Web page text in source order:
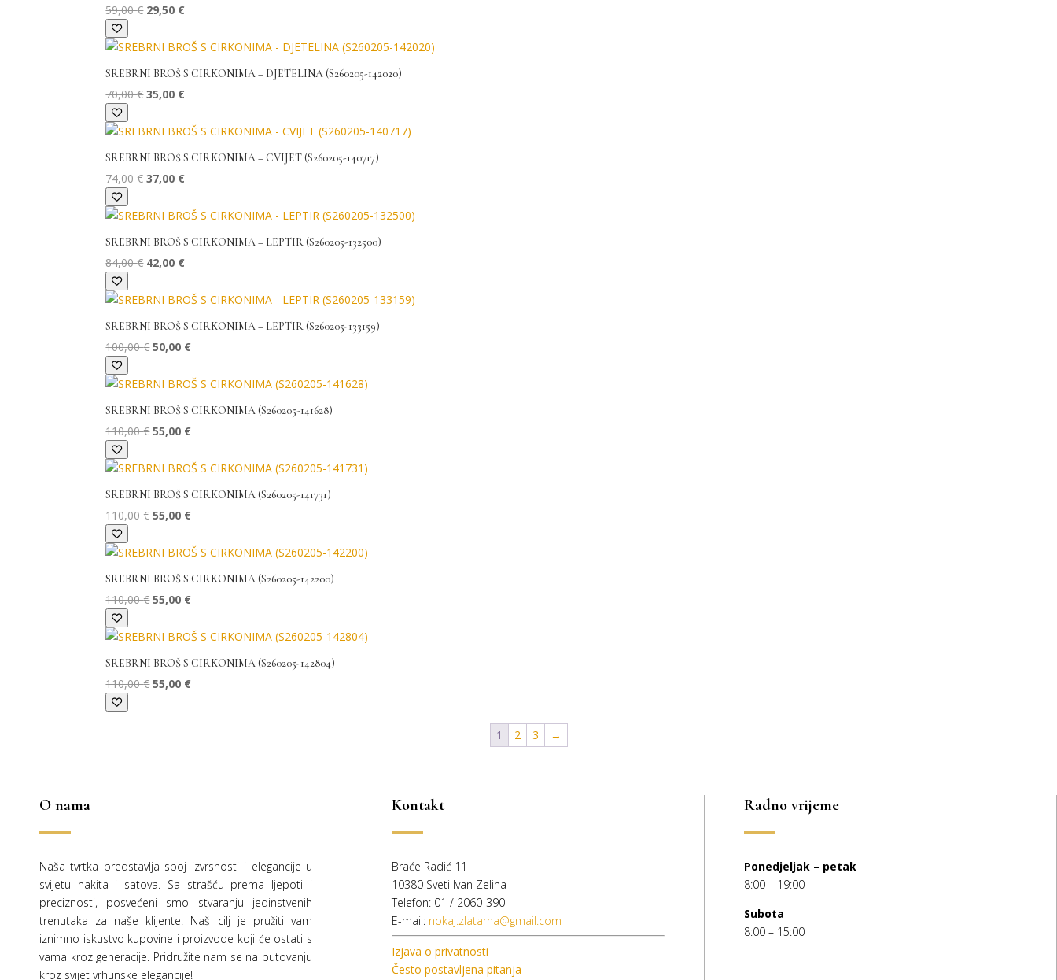
59,00€ Izvorna
bila
59,00 €.
29,50 €Trenutna
je:
SREBRNI BROŠ S CIRKONIMA – DJETELINA (S260205-142020)
70,00€Izvorna
bila
70,00 €.
35,00 €Trenutna
je:
SREBRNI BROŠ S CIRKONIMA – CVIJET (S260205-140717)
74,00€Izvorna
bila
74,00 €.
37,00 €Trenutna
je:
SREBRNI BROŠ S CIRKONIMA – LEPTIR (S260205-132500)
84,00€ Izvorna
bila
84,00 €.
42,00 €Trenutna
je:
SREBRNI BROŠ S CIRKONIMA – LEPTIR (S260205-133159)
100,00€Izvorna
bila
100,00 €.
50,00 €Trenutna
je:
SREBRNI BROŠ S CIRKONIMA (S260205-141628)
110,00€Izvorna
bila
110,00 €.
55,00 €Trenutna
je:
SREBRNI BROŠ S CIRKONIMA (S260205-141731)
110,00€Izvorna
bila
110,00 €.
55,00 €Trenutna
je:
SREBRNI BROŠ S CIRKONIMA (S260205-142200)
110,00€Izvorna
bila
110,00 €.
55,00 €Trenutna
je:
SREBRNI BROŠ S CIRKONIMA (S260205-142804)
110,00€Izvorna
55,00 €Trenutna
1 2 3 →
O nama
Naša tvrtka predstavlja spoj izvrsnosti i elegancije u
svijetu nakita i satova. Sa strašću prema ljepoti i
preciznosti, posvećeni smo stvaranju jedinstvenih
trenutaka za naše klijente. Naš cilj je pružiti vam
iznimno iskustvo kupovine i proizvode koji će ostati s
vama kroz generacije. Pridružite nam se na putovanju
kroz svijet vrhunske elegancije!
Kontakt
Braće Radić 11
10380 Sveti Ivan Zelina
Telefon: 01 / 2060-390
E-mail: nokaj.zlatarna@gmail.com
Izjava o privatnosti
Često postavljena pitanja
Radno vrijeme
Ponedjeljak – petak
8:00 – 19:00
Subota
8:00 – 15:00